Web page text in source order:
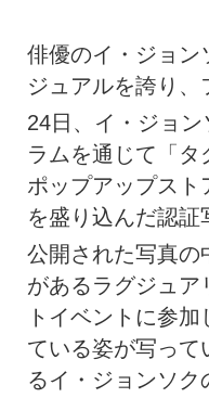
俳優のイ・ジョン
ジュアルを誇り、
24日、イ・ジョ
ラムを通じて「
ポップアップスト
を盛り込んだ認証
公開された写真の
があるラグジュア
トイベントに参
ている姿が写って
るイ・ジョンソ